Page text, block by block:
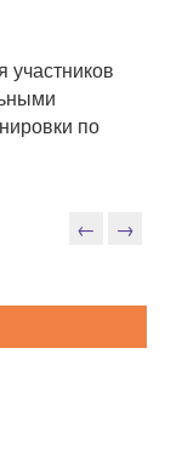
участников
по
← →